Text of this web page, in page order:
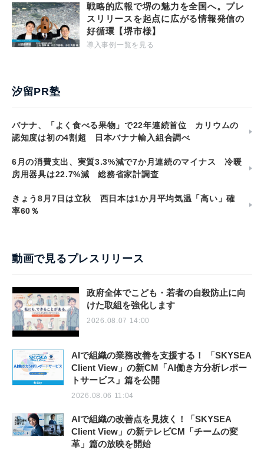
戦略的広報で堺の魅力を全国へ。プレ
スリリースを起点に広がる情報発信の
好循環【堺市様】
導入事例一覧を見る
汐留PR塾
バナナ、「よく食べる果物」で22年連続首位 カリウムの
認知度は初の4割超 日本バナナ輸入組合調べ
6月の消費支出、実質3.3%減で7か月連続のマイナス 冷暖
房用器具は22.7%減 総務省家計調査
きょう8月7日は立秋 西日本は1か月平均気温「高い」確
率60％
動画で見るプレスリリース
政府全体でこども・若者の自殺防止に向
けた取組を強化します
2026.08.07 14:00
AIで組織の業務改善を支援する！ 「SKYSEA
Client View」の新CM「AI働き方分析レポー
トサービス」篇を公開
2026.08.06 11:04
AIで組織の改善点を見抜く！「SKYSEA
Client View」の新テレビCM「チームの変
革」篇の放映を開始